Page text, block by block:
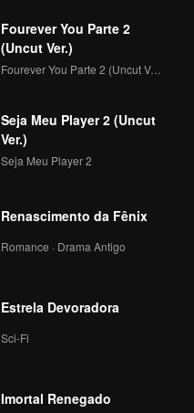
Fourever You Parte 2
(Uncut Ver.)
Fourever You Parte 2 (Uncut Ver.)
Seja Meu Player 2 (Uncut
Ver.)
Seja Meu Player 2
Renascimento da Fênix
Romance · Drama Antigo
Estrela Devoradora
Sci-Fi
Imortal Renegado